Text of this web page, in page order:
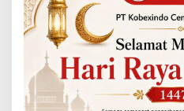
a
h
D
e
s
a